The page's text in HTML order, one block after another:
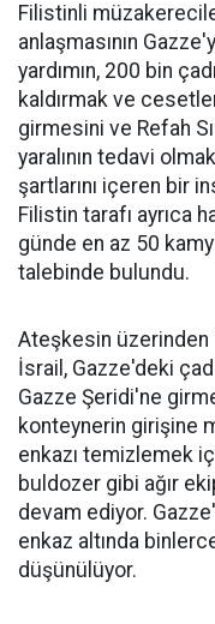
Filistinli
anlaşmasının
yardımın, 200 bin
kaldırmak ve
girmesini ve Refah
yaralının tedavi
şartlarını içeren bir
Filistin tarafı ayrıca
günde en az 50
talebinde bulundu.
Ateşkesin
İsrail, Gazze'deki
Gazze Şeridi'ne
konteynerin girişine
enkazı temizlemek
buldozer gibi ağır
devam ediyor.
enkaz altında
düşünülüyor.